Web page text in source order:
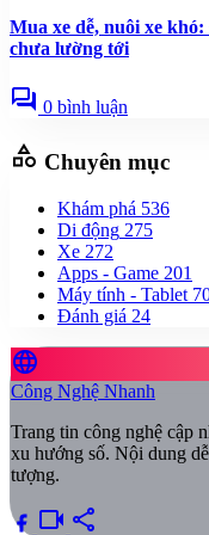
Mua xe dễ, nuôi xe
chưa lường tới
forum 0 bình luận
category Chuyên mục
Khám phá 536
Di động 275
Xe 272
Apps - Game 201
Máy tính - Tablet
Đánh giá 24
language
Công Nghệ Nhanh
Trang tin công nghệ cập
xu hướng số. Nội dung
tượng.
videocam share